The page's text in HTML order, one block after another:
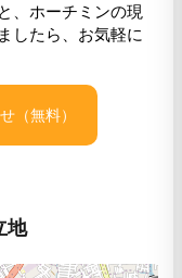
、ホーチミンの現
したら、お気軽に
（無料）
地